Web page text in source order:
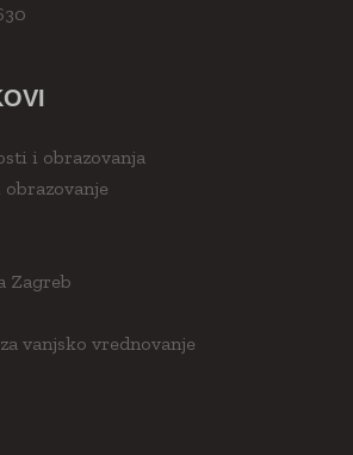
i obrazovanja
Zagreb
vanjsko vrednovanje